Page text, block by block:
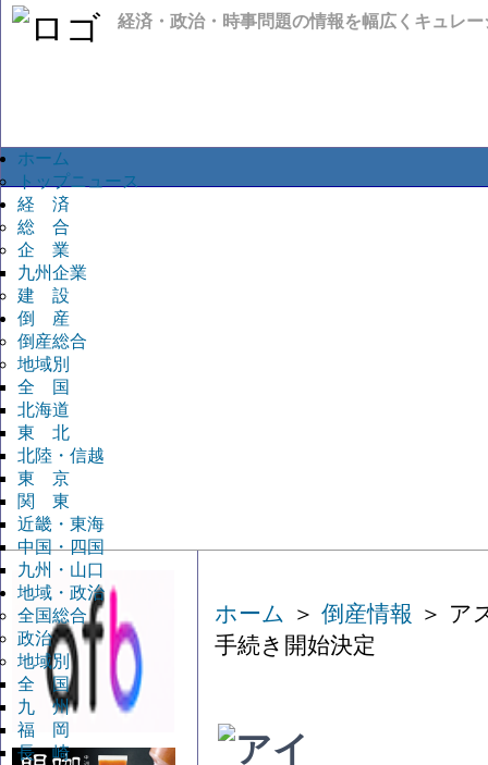
経済・政治・時事問題の情報を幅広くキュレ
ホーム
トップニュース
経 済
総 合
企 業
九州企業
建 設
倒 産
倒産総合
地域別
全 国
北海道
東 北
北陸・信越
東 京
関 東
近畿・東海
中国・四国
九州・山口
地域・政治
全国総合
政治
地域別
全 国
九 州
福 岡
長 崎
ホーム ＞ 倒産情報 ＞ ア
手続き開始決定